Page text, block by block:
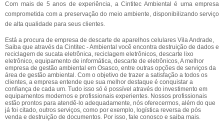
Com mais de 5 anos de experiência, a Cintitec Ambiental é uma empresa
comprometida com a preservação do meio ambiente, disponibilizando serviço
de alta qualidade para seus clientes.
Está a procura de empresa de descarte de aparelhos celulares Vila Andrade,
Saiba que através da Cintitec - Ambiental você encontra destruição de dados e
reciclagem de sucata eletrônica, reciclagem eletrônicos, descarte lixo
eletrônico, equipamento de informática, descarte de eletrônicos, A melhor
empresa de gestão ambiental em Osasco, entre outras opções de serviços da
área de gestão ambiental. Com o objetivo de trazer a satisfação a todos os
clientes, a empresa entende que sua melhor destaque é conquistar a
confiança de cada um. Tudo isso só é possível através do investimento em
equipamentos modernos e profissionais experientes. Nossos profissionais
estão prontos para atendê-lo adequadamente, nós oferecermos, além do que
já foi citado, outros serviços, como por exemplo, logística reversa de pós
venda e destruição de documentos. Por isso, fale conosco e saiba mais.